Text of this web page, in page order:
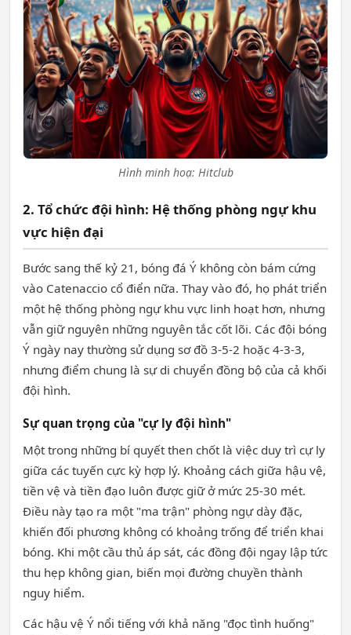
Hình minh hoạ: Hitclub
2. Tổ chức đội hình: Hệ thống phòng ngự khu
vực hiện đại
Bước sang thế kỷ 21, bóng đá Ý không còn bám cứng
vào Catenaccio cổ điển nữa. Thay vào đó, họ phát triển
một hệ thống phòng ngự khu vực linh hoạt hơn, nhưng
vẫn giữ nguyên những nguyên tắc cốt lõi. Các đội bóng
Ý ngày nay thường sử dụng sơ đồ 3-5-2 hoặc 4-3-3,
nhưng điểm chung là sự di chuyển đồng bộ của cả khối
đội hình.
Sự quan trọng của "cự ly đội hình"
Một trong những bí quyết then chốt là việc duy trì cự ly
giữa các tuyến cực kỳ hợp lý. Khoảng cách giữa hậu vệ,
tiền vệ và tiền đạo luôn được giữ ở mức 25-30 mét.
Điều này tạo ra một "ma trận" phòng ngự dày đặc,
khiến đối phương không có khoảng trống để triển khai
bóng. Khi một cầu thủ áp sát, các đồng đội ngay lập tức
thu hẹp không gian, biến mọi đường chuyền thành
nguy hiểm.
Các hậu vệ Ý nổi tiếng với khả năng "đọc tình huống"